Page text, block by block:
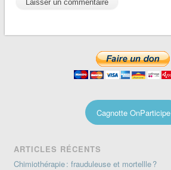
Cagnotte OnParticipe
ARTICLES RÉCENTS
Chimiothérapie : frauduleuse et mortellle ?